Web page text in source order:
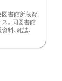
図書館所蔵資
。同図書館
料、雑誌、